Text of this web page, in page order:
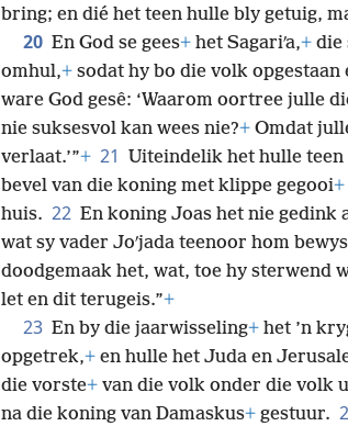
bring; en dié het teen hulle bly getuig,
20 En God se gees+ het Sagariʹa,+ die
omhul,+ sodat hy bo die volk
ware God gesê: ‘Waarom oortree julle
nie suksesvol kan wees nie?+ Omdat
verlaat.’”+ 21 Uiteindelik het hulle teen
bevel van die koning met klippe gegooi+
huis. 22 En koning Joas het nie
wat sy vader Joʹjada teenoor hom
doodgemaak het, wat, toe hy sterwend
let en dit terugeis.”+
23 En by die jaarwisseling+ het ’n
opgetrek,+ en hulle het Juda en
die vorste+ van die volk onder die volk
na die koning van Damaskus+ gestuur.